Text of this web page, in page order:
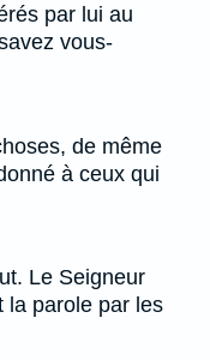
par lui au
vous-
de même
à ceux qui
Le Seigneur
la parole par les